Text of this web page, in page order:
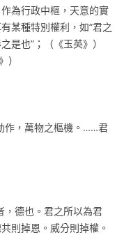
為行政中樞，天意的實
某種特別權利，如“君之
是也”；（《玉英》）
）
作，萬物之樞機。……君
，德也。君之所以為君
則掉恩。威分則掉權。